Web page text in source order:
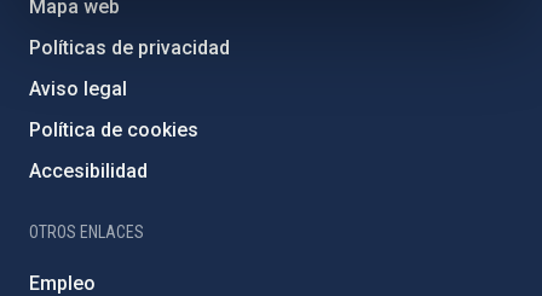
Mapa web
Políticas de privacidad
Aviso legal
Política de cookies
Accesibilidad
OTROS ENLACES
Empleo